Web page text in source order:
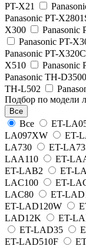
PT-X21
Panasonic PT-
X300
Panasonic
Panasonic PT-
Panasonic PT-X320C
X510
Panasonic
Panasonic TH-D3500
TH-L502
Подбор по модели
Все
Все ET-
LA097XW
ET-
LA730
ET-
LAA110
ET-
ET-LAB2
ET-
LAC100
ET-
LAC80
ET-
ET-LAD120W
LAD12K
ET-
ET-LAD35
ET-LAD510F